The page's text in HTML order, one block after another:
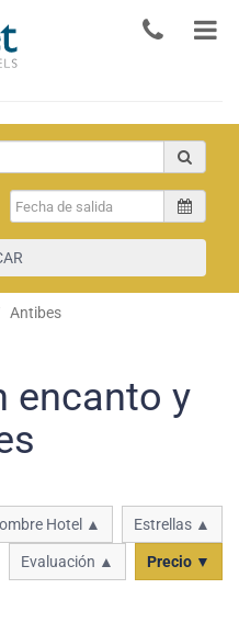
Antibes
encanto y
Hotel ▲ Estrellas ▲
Evaluación ▲ Precio ▼